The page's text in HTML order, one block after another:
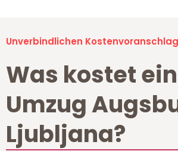
Unverbindlichen
Was kostet ein
Umzug
Ljubljana?